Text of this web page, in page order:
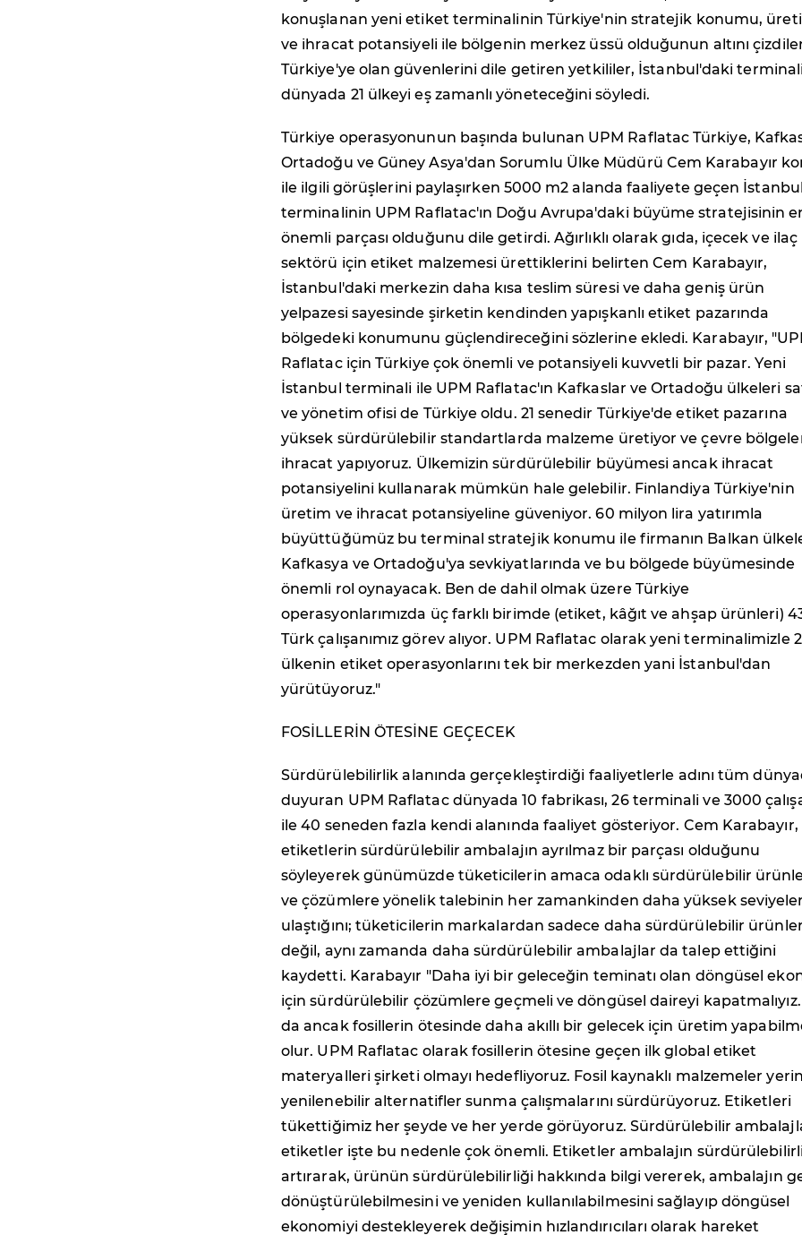
konuşlanan yeni etiket terminalinin Türkiye'nin stratejik konumu,
ve ihracat potansiyeli ile bölgenin merkez üssü olduğunun altını
Türkiye'ye olan güvenlerini dile getiren yetkililer, İstanbul'daki
dünyada 21 ülkeyi eş zamanlı yöneteceğini söyledi.
Türkiye operasyonunun başında bulunan UPM Raflatac Türkiye,
Ortadoğu ve Güney Asya'dan Sorumlu Ülke Müdürü Cem Karabayır
ile ilgili görüşlerini paylaşırken 5000 m2 alanda faaliyete geçen İstanbul
terminalinin UPM Raflatac'ın Doğu Avrupa'daki büyüme stratejisinin
önemli parçası olduğunu dile getirdi. Ağırlıklı olarak gıda, içecek ve ilaç
sektörü için etiket malzemesi ürettiklerini belirten Cem Karabayır,
İstanbul'daki merkezin daha kısa teslim süresi ve daha geniş ürün
yelpazesi sayesinde şirketin kendinden yapışkanlı etiket pazarında
bölgedeki konumunu güçlendireceğini sözlerine ekledi. Karabayır,
Raflatac için Türkiye çok önemli ve potansiyeli kuvvetli bir pazar. Yeni
İstanbul terminali ile UPM Raflatac'ın Kafkaslar ve Ortadoğu ülkeleri
ve yönetim ofisi de Türkiye oldu. 21 senedir Türkiye'de etiket pazarına
yüksek sürdürülebilir standartlarda malzeme üretiyor ve çevre
ihracat yapıyoruz. Ülkemizin sürdürülebilir büyümesi ancak ihracat
potansiyelini kullanarak mümkün hale gelebilir. Finlandiya Türkiye'nin
üretim ve ihracat potansiyeline güveniyor. 60 milyon lira yatırımla
büyüttüğümüz bu terminal stratejik konumu ile firmanın Balkan
Kafkasya ve Ortadoğu'ya sevkiyatlarında ve bu bölgede büyümesinde
önemli rol oynayacak. Ben de dahil olmak üzere Türkiye
operasyonlarımızda üç farklı birimde (etiket, kâğıt ve ahşap ürünleri)
Türk çalışanımız görev alıyor. UPM Raflatac olarak yeni terminalimizle
ülkenin etiket operasyonlarını tek bir merkezden yani İstanbul'dan
yürütüyoruz."
FOSİLLERİN ÖTESİNE GEÇECEK
Sürdürülebilirlik alanında gerçekleştirdiği faaliyetlerle adını tüm
duyuran UPM Raflatac dünyada 10 fabrikası, 26 terminali ve 3000
ile 40 seneden fazla kendi alanında faaliyet gösteriyor. Cem Karabayır,
etiketlerin sürdürülebilir ambalajın ayrılmaz bir parçası olduğunu
söyleyerek günümüzde tüketicilerin amaca odaklı sürdürülebilir
ve çözümlere yönelik talebinin her zamankinden daha yüksek
ulaştığını; tüketicilerin markalardan sadece daha sürdürülebilir ürünler
değil, aynı zamanda daha sürdürülebilir ambalajlar da talep ettiğini
kaydetti. Karabayır "Daha iyi bir geleceğin teminatı olan döngüsel
için sürdürülebilir çözümlere geçmeli ve döngüsel daireyi
da ancak fosillerin ötesinde daha akıllı bir gelecek için üretim
olur. UPM Raflatac olarak fosillerin ötesine geçen ilk global etiket
materyalleri şirketi olmayı hedefliyoruz. Fosil kaynaklı malzemeler
yenilenebilir alternatifler sunma çalışmalarını sürdürüyoruz. Etiketleri
tükettiğimiz her şeyde ve her yerde görüyoruz. Sürdürülebilir
etiketler işte bu nedenle çok önemli. Etiketler ambalajın
artırarak, ürünün sürdürülebilirliği hakkında bilgi vererek, ambalajın
dönüştürülebilmesini ve yeniden kullanılabilmesini sağlayıp döngüsel
ekonomiyi destekleyerek değişimin hızlandırıcıları olarak hareket